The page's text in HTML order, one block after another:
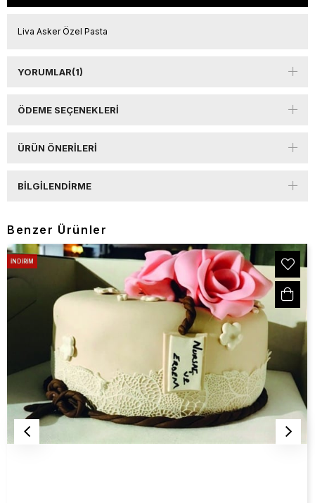
Liva Asker Özel Pasta
YORUMLAR(1)
ÖDEME SEÇENEKLERI
ÜRÜN ÖNERILERI
BILGILENDIRME
Benzer Ürünler
İNDIRIM